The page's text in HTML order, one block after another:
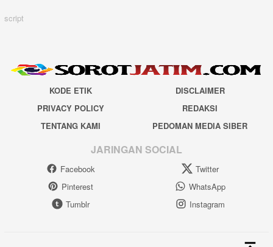
script
KODE ETIK
DISCLAIMER
PRIVACY POLICY
REDAKSI
TENTANG KAMI
PEDOMAN MEDIA SIBER
JARINGAN SOCIAL
Facebook
Twitter
Pinterest
WhatsApp
Tumblr
Instagram